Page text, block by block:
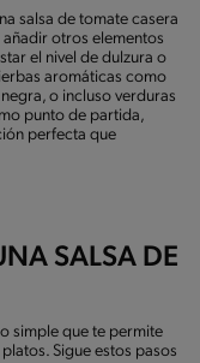
salsa de tomate casera
otros elementos
el nivel de dulzura o
aromáticas como
o incluso verduras
punto de partida,
perfecta que
SALSA DE
simple que te permite
Sigue estos pasos